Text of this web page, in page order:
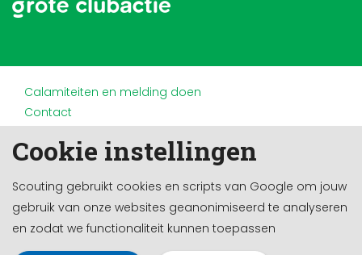
Cookie instellingen
Scouting gebruikt cookies en scripts van Google om jouw
gebruik van onze websites geanonimiseerd te analyseren
en zodat we functionaliteit kunnen toepassen
Calamiteiten en melding doen
Contact
Doneren en nalaten
Privacy
Werken bij
Cookie-instellingen